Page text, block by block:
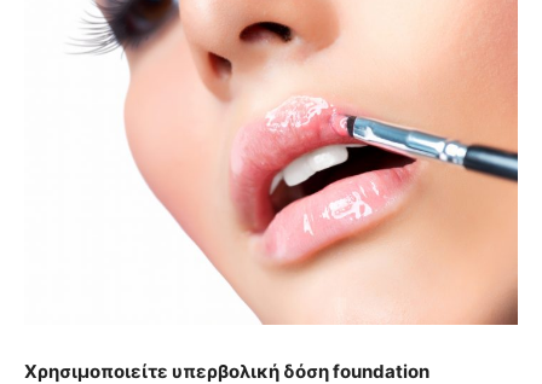
Χρησιμοποιείτε υπερβολική δόση foundation